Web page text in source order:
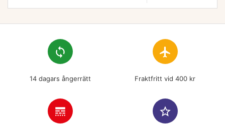
loop
14 dagars ångerrätt
flight
Fraktfritt vid 400 kr
line_style star_border